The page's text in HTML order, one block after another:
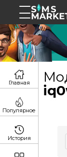
Главная
Популярное
История